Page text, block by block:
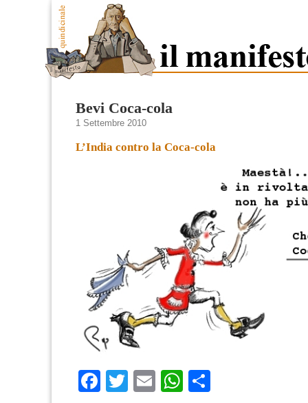
Bevi Coca-cola
1 Settembre 2010
L’India contro la Coca-cola
Facebook
TwitterEmailWhatsApp